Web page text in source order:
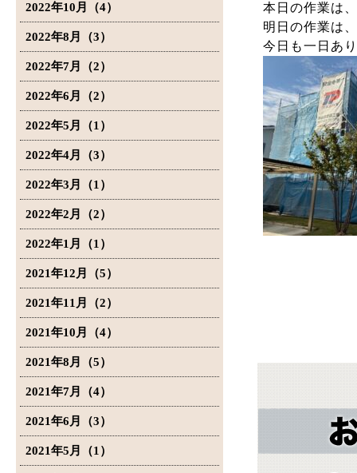
2022年10月（4）
2022年8月（3）
2022年7月（2）
2022年6月（2）
2022年5月（1）
2022年4月（3）
2022年3月（1）
2022年2月（2）
2022年1月（1）
2021年12月（5）
2021年11月（2）
2021年10月（4）
2021年8月（5）
2021年7月（4）
2021年6月（3）
2021年5月（1）
本日の作業は
明日の作業は
今日も一日あ